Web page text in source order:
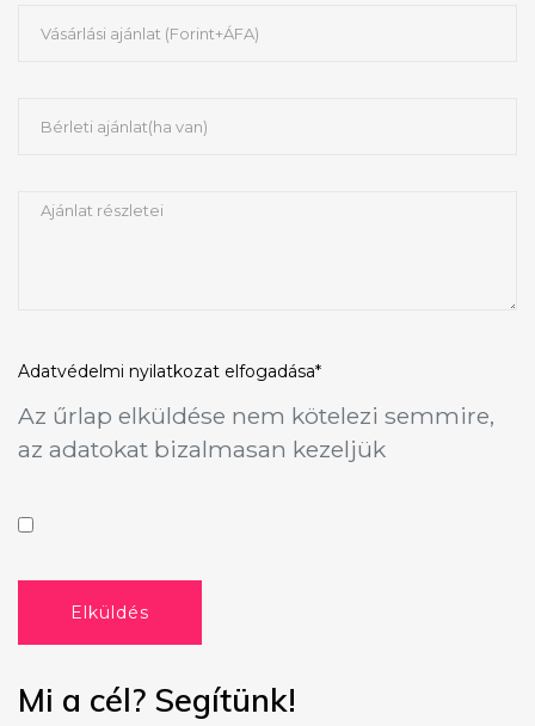
Adatvédelmi nyilatkozat elfogadása*
Az űrlap elküldése nem kötelezi semmire,
az adatokat bizalmasan kezeljük
Elküldés
Mi a cél? Segítünk!